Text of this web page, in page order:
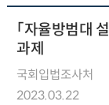
「자율방범대
과제
국회입법조사처
2023.03.22